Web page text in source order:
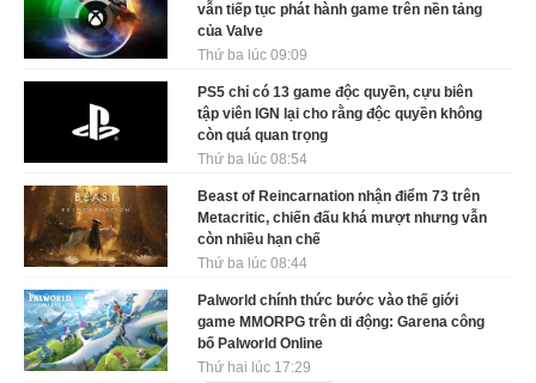
vẫn tiếp tục phát hành game trên nền tảng
của Valve
Thứ ba lúc 09:09
PS5 chỉ có 13 game độc quyền, cựu biên
tập viên IGN lại cho rằng độc quyền không
còn quá quan trọng
Thứ ba lúc 08:54
Beast of Reincarnation nhận điểm 73 trên
Metacritic, chiến đấu khá mượt nhưng vẫn
còn nhiều hạn chế
Thứ ba lúc 08:44
Palworld chính thức bước vào thế giới
game MMORPG trên di động: Garena công
bố Palworld Online
Thứ hai lúc 17:29